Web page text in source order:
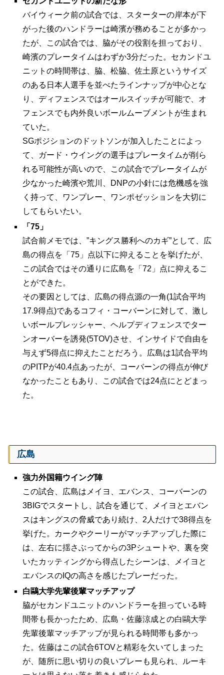
バイウィーク前の試合では、スターターの岸本が下
がった後のハンドラーは崎濱が務めることが多かっ
たが、この試合では、脇がその役割を担っており、
崎濱のプレータイムはわずか3分だった。セカンドユ
ニットの時間帯は、脇、松脇、佐土原というサイズ
のある日本人選手を並べたラインナップが中心とな
り、ディフェンスではオールスイッチが可能で、オ
フェンスでも内外良いボールムーブメントが生まれ
ていた。
SGポジションのドットソンが加入したことによっ
て、ガード・ウイングの選手はプレータイムが削ら
れる可能性が高いので、この試合でプレータイムが
少なかった崎濱や荒川、DNPの小針には危機感を強
く持って、ワンプレー、ワンポゼッションを大切に
してもらいたい。
「75」
試合前メモでは、”キングス勝利へのカギ”として、広
島の得点を「75」点以下に抑えることを挙げたが、
この試合ではその通りに広島を「72」点に抑えるこ
とができた。
その要因としては、広島の得点源の一角(1試合平均
17.9得点)であるコフィ・コーバーンに対して、激し
いボールプレッシャー、ヘルプディフェンスでター
ンオーバーを誘発(5TOV)させ、インサイドで自由を
与えず5得点に抑えたことだろう。広島は1試合平均
のPITPが40.4点あったが、コーバーンの得点が伸び
なかったこともあり、この試合では24点にとどまっ
た。
広島
強力外国籍ウイング陣
この試合、広島はメイヨ、エバンス、コーバーンの
3BIGでスタートし、試合を通じて、メイヨとエバン
スはキングスの脅威であり続け、2人だけで38得点を
挙げた。カークやクーリーがマッチアップした際に
は、左右に揺さぶってからの3Pシュートや、裏を突
いたカッティングから得点したシーンは、メイヨと
エバンスのIQの高さを感じたプレーだった。
白鷗大学先輩後輩マッチアップ
脇がセカンドユニットのハンドラーを担っている時
間帯も長かったため、広島・佐藤涼成との白鷗大学
先輩後輩マッチアップが見られる時間帯も多かっ
た。佐藤はこの試合6TOVと精彩を欠いてしまった
が、随所に思い切りの良いプレーも見られ、ルーキ